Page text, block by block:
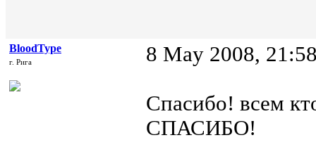
BloodType
г. Рига 8 May 2008,
Спасибо! всем
СПАСИБО!